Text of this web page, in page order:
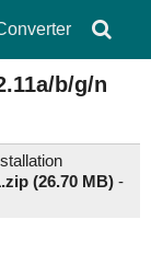
b/g/n
(26.70 MB) -